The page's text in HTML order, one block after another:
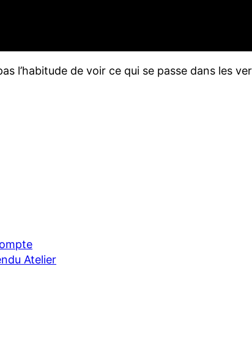
l’habitude de voir ce qui se passe dans les
Atelier